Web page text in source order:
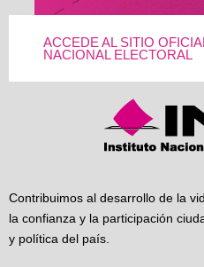
ACCEDE AL SITIO
NACIONAL ELECTORAL
Contribuimos al desarrollo de la
la confianza y la participación
y política del país.